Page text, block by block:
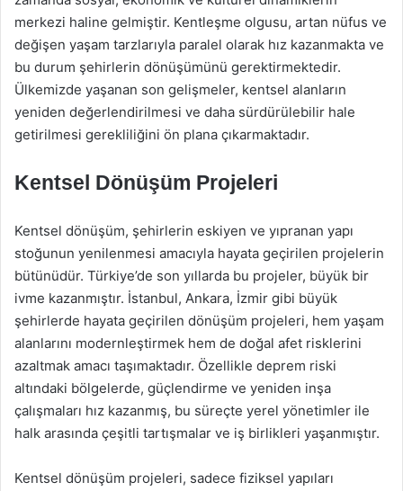
merkezi haline gelmiştir. Kentleşme olgusu, artan nüfus ve
değişen yaşam tarzlarıyla paralel olarak hız kazanmakta ve
bu durum şehirlerin dönüşümünü gerektirmektedir.
Ülkemizde yaşanan son gelişmeler, kentsel alanların
yeniden değerlendirilmesi ve daha sürdürülebilir hale
getirilmesi gerekliliğini ön plana çıkarmaktadır.
Kentsel Dönüşüm Projeleri
Kentsel dönüşüm, şehirlerin eskiyen ve yıpranan yapı
stoğunun yenilenmesi amacıyla hayata geçirilen projelerin
bütünüdür. Türkiye’de son yıllarda bu projeler, büyük bir
ivme kazanmıştır. İstanbul, Ankara, İzmir gibi büyük
şehirlerde hayata geçirilen dönüşüm projeleri, hem yaşam
alanlarını modernleştirmek hem de doğal afet risklerini
azaltmak amacı taşımaktadır. Özellikle deprem riski
altındaki bölgelerde, güçlendirme ve yeniden inşa
çalışmaları hız kazanmış, bu süreçte yerel yönetimler ile
halk arasında çeşitli tartışmalar ve iş birlikleri yaşanmıştır.
Kentsel dönüşüm projeleri, sadece fiziksel yapıları